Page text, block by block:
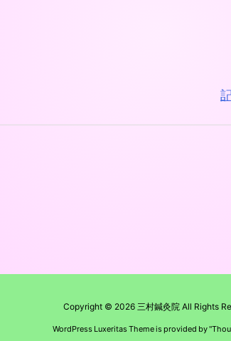
Copyright © 2026 三村鍼灸院 All Rights
WordPress Luxeritas Theme is provided by "